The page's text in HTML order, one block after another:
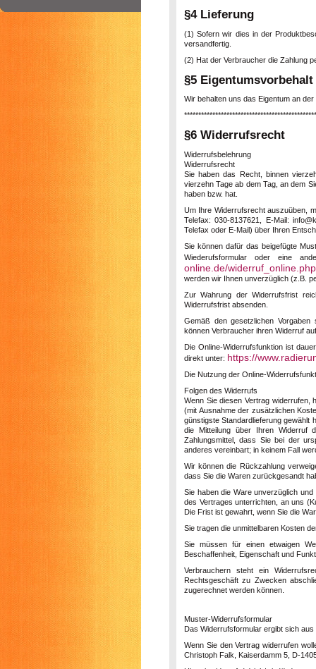
§4 Lieferung
(1) Sofern wir dies in der
versandfertig.
(2) Hat der Verbraucher die Zahlung
§5 Eigentumsvorbehalt
Wir behalten uns das Eigentum an
§6 Widerrufsrecht
Widerrufsbelehrung
Widerrufsrecht
Sie haben das Recht, binnen
vierzehn Tage ab dem Tag, an dem
haben bzw. hat.
Um Ihre Widerrufsrecht auszuüben,
Telefax: 030-8137621, E-Mail:
Telefax oder E-Mail) über Ihren
Sie können dafür das beigefügte
Wiederufsformular oder eine
online.de/widerruf_online.php
werden wir Ihnen unverzüglich (z.B.
Zur Wahrung der Widerrufsfrist
Widerrufsfrist absenden.
Gemäß den gesetzlichen Vorgaben
können Verbraucher ihren Widerruf
Die Online-Widerrufsfunktion ist
direkt unter: https://
Die Nutzung der Online-
Folgen des Widerrufs
Wenn Sie diesen Vertrag widerrufen,
(mit Ausnahme der zusätzlichen
günstigste Standardlieferung gewählt
die Mitteilung über Ihren Widerruf
Zahlungsmittel, dass Sie bei der
anderes vereinbart; in keinem Fall
Wir können die Rückzahlung
dass Sie die Waren zurückgesandt
Sie haben die Ware unverzüglich
des Vertrages unterrichten, an uns (
Die Frist ist gewahrt, wenn Sie die
Sie tragen die unmittelbaren Kosten
Sie müssen für einen etwaigen
Beschaffenheit, Eigenschaft und
Verbrauchern steht ein
Rechtsgeschäft zu Zwecken
zugerechnet werden können.
Muster-Widerrufsformular
Das Widerrufsformular ergibt sich
Wenn Sie den Vertrag widerrufen
Christoph Falk, Kaiserdamm 5, D-